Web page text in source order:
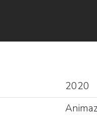
2020